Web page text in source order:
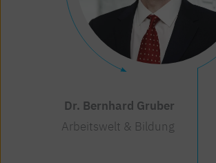
Dr. Bernhard Gruber
Arbeitswelt & Bildung